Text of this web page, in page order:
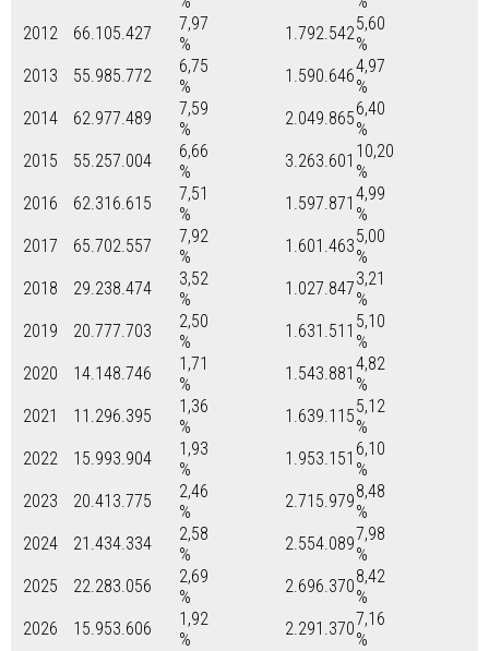
2012
66.105.427
7,97
%
1.792.5425,60
%
2013
55.985.772
6,75
%
1.590.6464,97
%
2014
62.977.489
7,59
%
2.049.8656,40
%
2015
55.257.004
6,66
%
3.263.601 10,20
%
2016
62.316.615
7,51
%
1.597.871 4,99
%
2017
65.702.557
7,92
%
1.601.4635,00
%
2018
29.238.474
3,52
%
1.027.8473,21
%
2019
20.777.703
2,50
%
1.631.511 5,10
%
2020
14.148.746
1,71
%
1.543.881 4,82
%
2021
11.296.395
1,36
%
1.639.1155,12
%
2022
15.993.904
1,93
%
1.953.151 6,10
%
2023
20.413.775
2,46
%
2.715.9798,48
%
2024
21.434.334
2,58
%
2.554.0897,98
%
2025
22.283.056
2,69
%
2.696.3708,42
%
2026
15.953.606
1,92
%
2.291.3707,16
%